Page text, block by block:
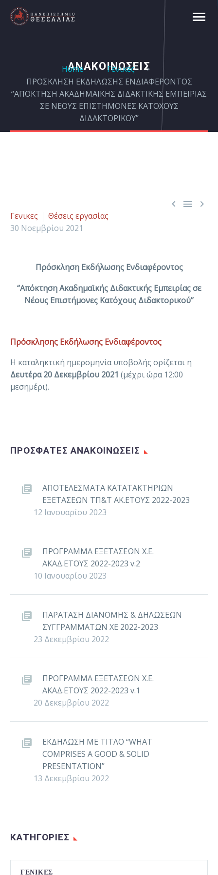
ΑΝΑΚΟΙΝΩΣΕΙΣ
Home
Γενικες
ΠΡΟΣΚΛΗΣΗ ΕΚΔΗΛΩΣΗΣ ΕΝΔΙΑΦΕΡΟΝΤΟΣ
“ΑΠΟΚΤΗΣΗ ΑΚΑΔΗΜΑΪΚΗΣ ΔΙΔΑΚΤΙΚΗΣ ΕΜΠΕΙΡΙΑΣ
ΣΕ ΝΕΟΥΣ ΕΠΙΣΤΗΜΟΝΕΣ ΚΑΤΟΧΟΥΣ
ΔΙΔΑΚΤΟΡΙΚΟΥ”
  
Γενικες
Θέσεις εργασίας
30 Νοεμβρίου 2021
Πρόσκληση Εκδήλωσης Ενδιαφέροντος
“Απόκτηση Ακαδημαϊκής Διδακτικής Εμπειρίας σε
Νέους Επιστήμονες Κατόχους Διδακτορικού”
Πρόσκλησης Εκδήλωσης Ενδιαφέροντος
Η καταληκτική ημερομηνία υποβολής ορίζεται η
Δευτέρα 20 Δεκεμβρίου 2021 (μέχρι ώρα 12:00
μεσημέρι).
ΠΡΟΣΦΑΤΕΣ ΑΝΑΚΟΙΝΩΣΕΙΣ
ΑΠΟΤΕΛΕΣΜΑΤΑ ΚΑΤΑΤΑΚΤΗΡΙΩΝ
ΕΞΕΤΑΣΕΩΝ ΤΠ&Τ ΑΚ.ΕΤΟΥΣ 2022-2023
12 Ιανουαρίου 2023
ΠΡΟΓΡΑΜΜΑ ΕΞΕΤΑΣΕΩΝ Χ.Ε.
ΑΚΑΔ.ΕΤΟΥΣ 2022-2023 v.2
10 Ιανουαρίου 2023
ΠΑΡΑΤΑΣΗ ΔΙΑΝΟΜΗΣ & ΔΗΛΩΣΕΩΝ
ΣΥΓΓΡΑΜΜΑΤΩΝ ΧΕ 2022-2023
23 Δεκεμβρίου 2022
ΠΡΟΓΡΑΜΜΑ ΕΞΕΤΑΣΕΩΝ Χ.Ε.
ΑΚΑΔ.ΕΤΟΥΣ 2022-2023 v.1
20 Δεκεμβρίου 2022
ΕΚΔΗΛΩΣΗ ΜΕ ΤΙΤΛΟ “WHAT
COMPRISES A GOOD & SOLID
PRESENTATION”
13 Δεκεμβρίου 2022
ΚΑΤΗΓΟΡΙΕΣ
ΓΕΝΙΚΈΣ